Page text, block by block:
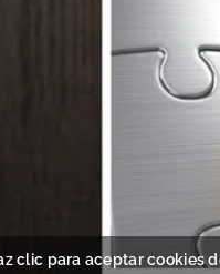
clic para aceptar cookies